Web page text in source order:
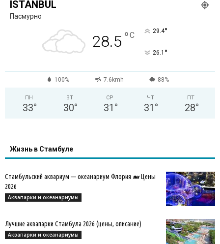
ISTANBUL
Пасмурно
28.5 °C 29.4°
26.1 °
100% 7.6kmh 88%
ПН
33°
ВТ
30°
СР
31 °
ЧТ
31 °
ПТ
28°
Жизнь в Стамбуле
Стамбульский аквариум — океанариум Флория 🐋 Цены
2026
Аквапарки и океанариумы
Лучшие аквапарки Стамбула 2026 (цены, описание)
Аквапарки и океанариумы